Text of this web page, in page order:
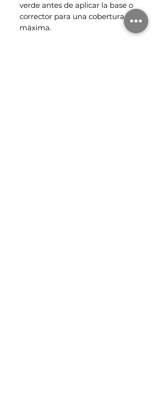
verde antes de aplicar la base o
corrector para una cobertura
máxima.